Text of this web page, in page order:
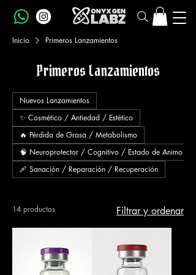
Inicio Primeros Lanzamientos
Primeros Lanzamientos
Nuevos Lanzamientos
✨ Cosmético / Antiedad / Estético
🔥 Pérdida de Grasa / Metabolismo
🧠 Neuroprotector / Cognitivo / Estado de Animo
🩹 Sanación / Reparación / Recuperación
14 productos Filtrar y ordenar